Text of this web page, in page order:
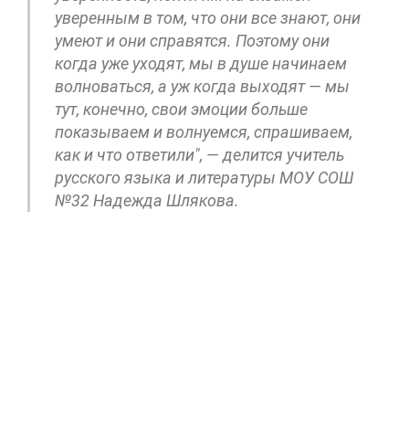
уверенным в том, что они все знают, они
умеют и они справятся. Поэтому они
когда уже уходят, мы в душе начинаем
волноваться, а уж когда выходят — мы
тут, конечно, свои эмоции больше
показываем и волнуемся, спрашиваем,
как и что ответили", — делится учитель
русского языка и литературы МОУ СОШ
№32 Надежда Шлякова.